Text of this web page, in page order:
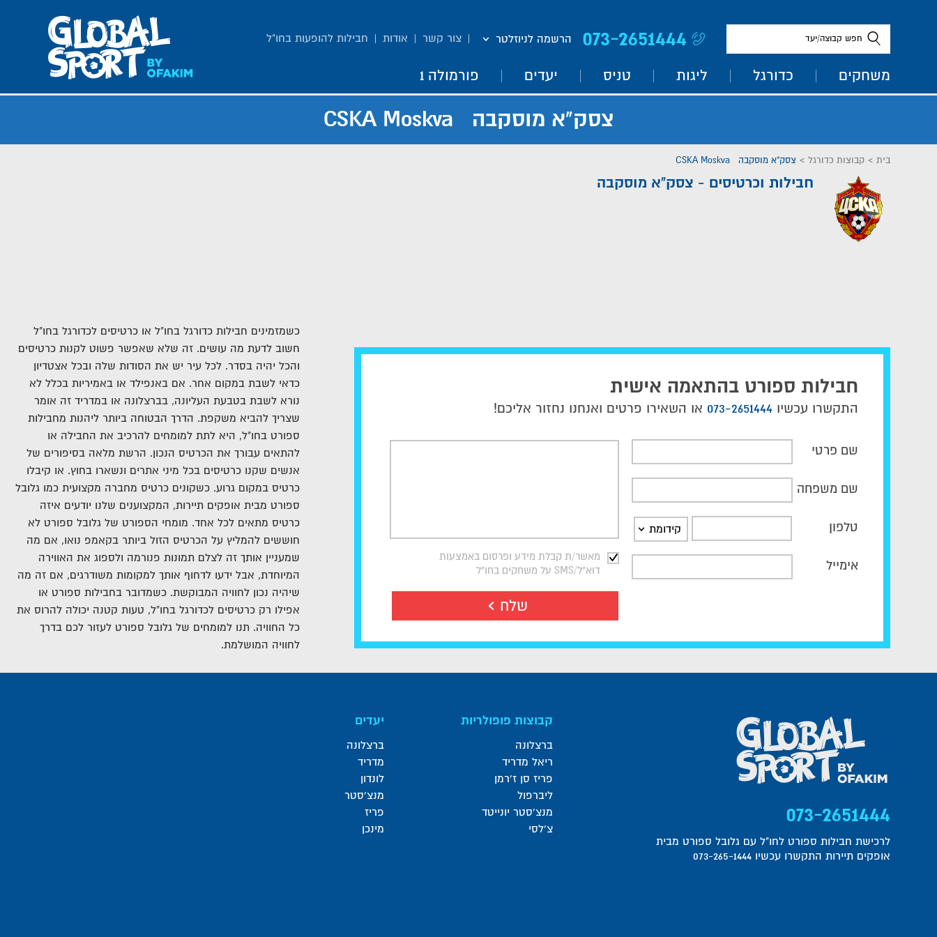
חפש קבוצה/יעד 073-2651444 הרשמה לניוזלטר צור קשר אודות חבילות להופעות בחו"ל
משחקים כדורגל ליגות טניס יעדים פורמולה 1
צסק"א מוסקבה CSKA Moskva
בית > קבוצות כדורגל > צסק"א מוסקבה CSKA Moskva
חבילות וכרטיסים - צסק"א מוסקבה
חבילות ספורט בהתאמה אישית
התקשרו עכשיו073-2651444 או השאירו פרטים ואנחנו נחזור אליכם!
שם פרטי
שם משפחה
טלפון קידומת
אימייל
מאשר/ת קבלת מידע ופרסום באמצעות
דוא"ל/SMS על משחקים בחו"ל
שלח
כשמזמינים חבילות כדורגל בחו"ל או כרטיסים לכדורגל בחו"ל
חשוב לדעת מה עושים. זה שלא שאפשר פשוט לקנות כרטיסים
והכל יהיה בסדר. לכל עיר יש את הסודות שלה ובכל אצטדיון
כדאי לשבת במקום אחר. אם באנפילד או באמיריות בכלל לא
נורא לשבת בטבעת העליונה, בברצלונה או במדריד זה אומר
שצריך להביא משקפת. הדרך הבטוחה ביותר ליהנות מחבילות
ספורט בחו"ל, היא לתת למומחים להרכיב את החבילה או
להתאים עבורך את הכרטיס הנכון. הרשת מלאה בסיפורים של
אנשים שקנו כרטיסים בכל מיני אתרים ונשארו בחוץ. או קיבלו
כרטיס במקום גרוע. כשקונים כרטיס מחברה מקצועית כמו גלובל
ספורט מבית אופקים תיירות, המקצוענים שלנו יודעים איזה
כרטיס מתאים לכל אחד. מומחי הספורט של גלובל ספורט לא
חוששים להמליץ על הכרטיס הזול ביותר בקאמפ נואו, אם מה
שמעניין אותך זה לצלם תמונות פנורמה ולספוג את האווירה
המיוחדת, אבל ידעו לדחוף אותך למקומות משודרגים, אם זה מה
שיהיה נכון לחוויה המבוקשת. כשמדובר בחבילות ספורט או
אפילו רק כרטיסים לכדורגל בחו"ל, טעות קטנה יכולה להרוס את
כל החוויה. תנו למומחים של גלובל ספורט לעזור לכם בדרך
לחוויה המושלמת.
073-2651444
לרכישת חבילות ספורט לחו"ל עם גלובל ספורט מבית
אופקים תיירות התקשרו עכשיו 073-265-1444
קבוצות פופולריות
ברצלונה
ריאל מדריד
פריז סן ז'רמן
ליברפול
מנצ'סטר יונייטד
צ'לסי
יעדים
ברצלונה
מדריד
לונדון
מנצ'סטר
פריז
מינכן